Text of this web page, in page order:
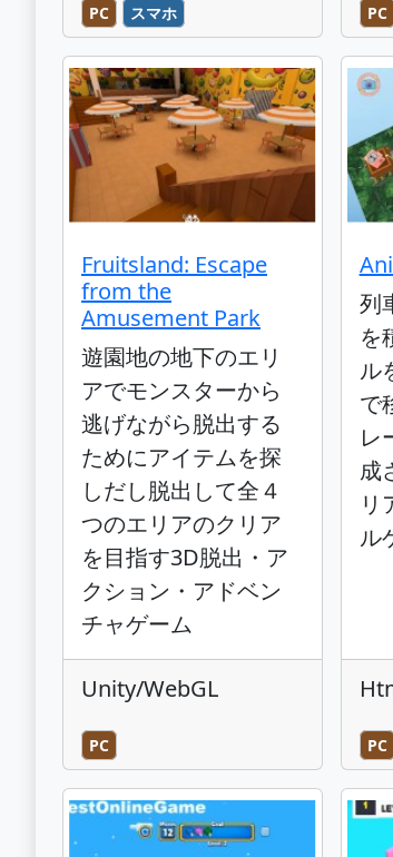
PC スマホ PC
Fruitsland: Escape
from the
Amusement Park
遊園地の地下のエリ
アでモンスターから
逃げながら脱出する
ためにアイテムを探
しだし脱出して全４
つのエリアのクリア
を目指す3D脱出・ア
クション・アドベン
チャゲーム
Unity/WebGL
PC
列
を
ル
で
レ
成
リ
ル
PC